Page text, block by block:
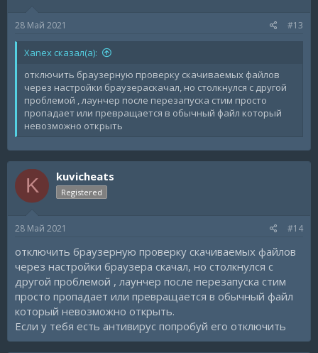
28 Май 2021 #13
Xanex сказал(а):
отключить браузерную проверку скачиваемых файлов
через настройки браузераскачал, но столкнулся с другой
проблемой , лаунчер после перезапуска стим просто
пропадает или превращается в обычный файл который
невозможно открыть
K kuvicheats
Registered
28 Май 2021 #14
отключить браузерную проверку скачиваемых файлов
через настройки браузера скачал, но столкнулся с
другой проблемой , лаунчер после перезапуска стим
просто пропадает или превращается в обычный файл
который невозможно открыть.
Если у тебя есть антивирус попробуй его отключить